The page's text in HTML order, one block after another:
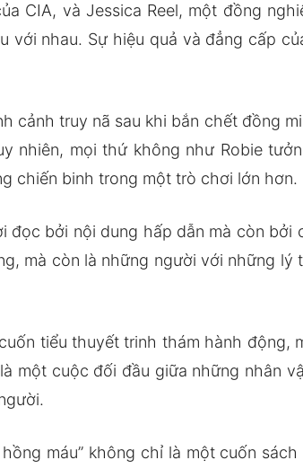
CIA, và Jessica Reel, một đồng
với nhau. Sự hiệu quả và đẳng cấp
cảnh truy nã sau khi bắn chết đồng
nhiên, mọi thứ không như Robie
chiến binh trong một trò chơi lớn hơn.
đọc bởi nội dung hấp dẫn mà còn bởi
mà còn là những người với những
tiểu thuyết trinh thám hành
một cuộc đối đầu giữa những nhân
máu” không chỉ là một cuốn